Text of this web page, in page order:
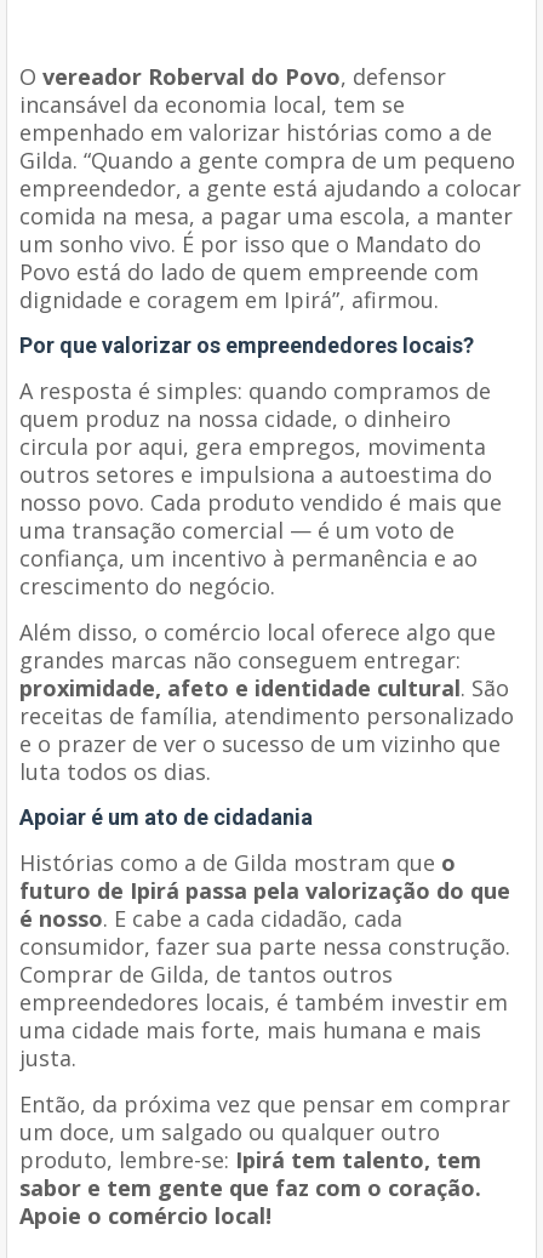
O vereador Roberval do Povo, defensor
incansável da economia local, tem se
empenhado em valorizar histórias como a de
Gilda. “Quando a gente compra de um pequeno
empreendedor, a gente está ajudando a colocar
comida na mesa, a pagar uma escola, a manter
um sonho vivo. É por isso que o Mandato do
Povo está do lado de quem empreende com
dignidade e coragem em Ipirá”, afirmou.
Por que valorizar os empreendedores locais?
A resposta é simples: quando compramos de
quem produz na nossa cidade, o dinheiro
circula por aqui, gera empregos, movimenta
outros setores e impulsiona a autoestima do
nosso povo. Cada produto vendido é mais que
uma transação comercial — é um voto de
confiança, um incentivo à permanência e ao
crescimento do negócio.
Além disso, o comércio local oferece algo que
grandes marcas não conseguem entregar:
proximidade, afeto e identidade cultural. São
receitas de família, atendimento personalizado
e o prazer de ver o sucesso de um vizinho que
luta todos os dias.
Apoiar é um ato de cidadania
Histórias como a de Gilda mostram que o
futuro de Ipirá passa pela valorização do que
é nosso. E cabe a cada cidadão, cada
consumidor, fazer sua parte nessa construção.
Comprar de Gilda, de tantos outros
empreendedores locais, é também investir em
uma cidade mais forte, mais humana e mais
justa.
Então, da próxima vez que pensar em comprar
um doce, um salgado ou qualquer outro
produto, lembre-se: Ipirá tem talento, tem
sabor e tem gente que faz com o coração.
Apoie o comércio local!